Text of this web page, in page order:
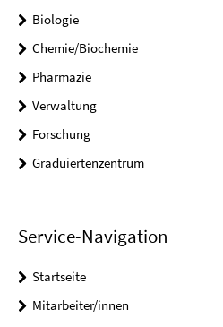
Biologie
Chemie/Biochemie
Pharmazie
Verwaltung
Forschung
Graduiertenzentrum
Service-Navigation
Startseite
Mitarbeiter/innen